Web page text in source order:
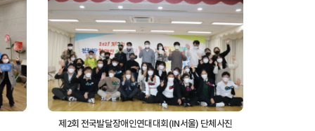
제2회 전국발달장애인연대대회(IN서울) 단체사진